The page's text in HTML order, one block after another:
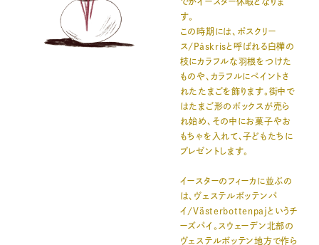
す。
この時期には、ポスクリー
ス/Påskrisと呼ばれる白樺の
枝にカラフルな羽根をつけた
ものや、カラフルにペイントさ
れたたまごを飾ります。街中で
はたまご形のボックスが売ら
れ始め、その中にお菓子やお
もちゃを入れて、子どもたちに
プレゼントします。
イースターのフィーカに並ぶの
は、ヴェステルボッテンパ
イ/Västerbottenpajというチ
ーズパイ。スウェーデン北部の
ヴェステルボッテン地方で作ら